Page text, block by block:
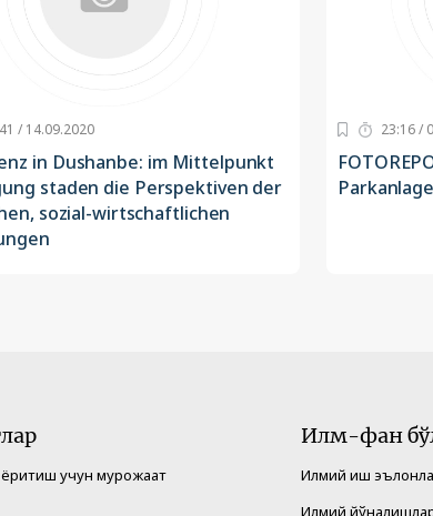
/ 14.09.2020
in Dushanbe: im Mittelpunkt
staden die Perspektiven der
sozial-wirtschaftlichen
23:16 /
учун мурожаат
Илм-фан
Илмий иш